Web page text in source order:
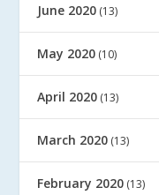
June 2020 (13)
May 2020 (10)
April 2020 (13)
March 2020 (13)
February 2020 (13)